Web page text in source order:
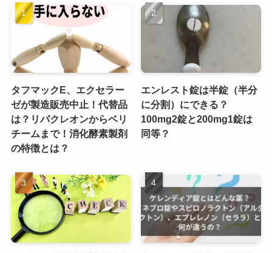
タフマックE、エクセラー
ゼが製造販売中止！代替品
は？リパクレオンからベリ
チームまで！消化酵素製剤
の特徴とは？
エンレスト錠は半錠（半分
に分割）にできる？
100mg2錠と200mg1錠は
同等？